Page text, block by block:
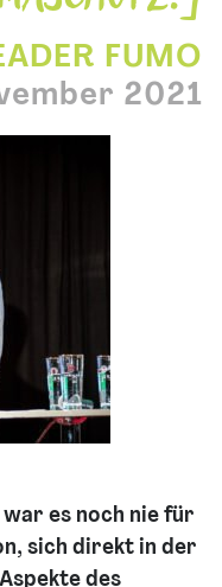
FUMO
2021
es noch nie für
sich direkt in der
des